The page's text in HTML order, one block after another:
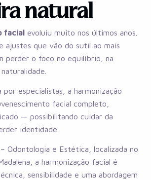
natural
facial evoluiu muito nos últimos anos.
ajustes que vão do sutil ao mais
perder o foco no equilíbrio, na
por especialistas, a harmonização
facial completo,
— possibilitando cuidar da
identidade.
Odontologia e Estética, localizada no
a harmonização facial é
sensibilidade e uma abordagem